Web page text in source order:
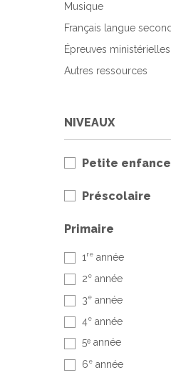
Musique
Français langue
Épreuves ministérielles
Autres ressources
NIVEAUX
Petite enfance
Préscolaire
Primaire
1 re année
2 e année
3 e année
4e année
5ᵉ année
6 e année